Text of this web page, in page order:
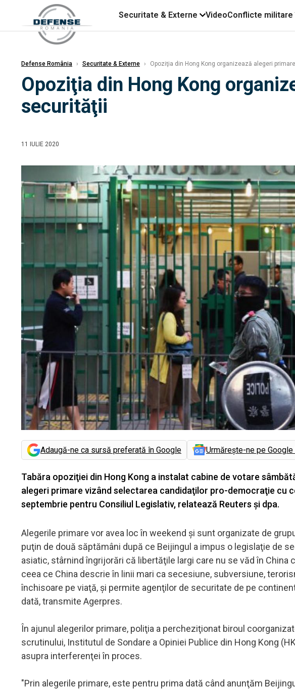
Securitate & Externe VideoConflicte militare
Defense România › Securitate & Externe › Opoziţia din Hong Kong organizează alegeri
Opoziţia din Hong Kong
securităţii
11 IULIE 2020
Adaugă-ne ca sursă preferată în Google Urmărește-ne pe
Tabăra opoziţiei din Hong Kong a instalat cabine de votare
alegeri primare vizând selectarea candidaţilor pro-democraţie cu
septembrie pentru Consiliul Legislativ, relatează Reuters şi dpa.
Alegerile primare vor avea loc în weekend şi sunt organizate de
puţin de două săptămâni după ce Beijingul a impus o legislaţie de
asiatic, stârnind îngrijorări că libertăţile largi care nu se văd în
ceea ce China descrie în linii mari ca secesiune, subversiune,
închisoare pe viaţă, şi permite agenţilor de securitate de pe
dată, transmite Agerpres.
În ajunul alegerilor primare, poliţia a percheziţionat biroul
scrutinului, Institutul de Sondare a Opiniei Publice din Hong Kong
asupra interferenţei în proces.
"Prin alegerile primare, este pentru prima dată când anunţăm